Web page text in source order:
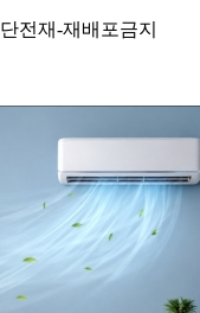
전재-재배포금지